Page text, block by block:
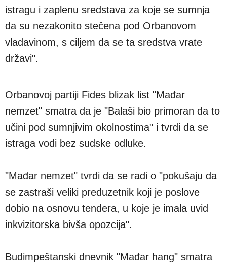
istragu i zaplenu sredstava za koje se sumnja
da su nezakonito stečena pod Orbanovom
vladavinom, s ciljem da se ta sredstva vrate
državi".
Orbanovoj partiji Fides blizak list "Mađar
nemzet" smatra da je "Balaši bio primoran da to
učini pod sumnjivim okolnostima" i tvrdi da se
istraga vodi bez sudske odluke.
"Mađar nemzet" tvrdi da se radi o "pokušaju da
se zastraši veliki preduzetnik koji je poslove
dobio na osnovu tendera, u koje je imala uvid
inkvizitorska bivša opozcija".
Budimpeštanski dnevnik "Mađar hang" smatra